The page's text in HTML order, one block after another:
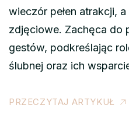
wieczór pełen atrakcji,
zdjęciowe. Zachęca do
gestów, podkreślając
ślubnej oraz ich
PRZECZYTAJ ARTYKUŁ